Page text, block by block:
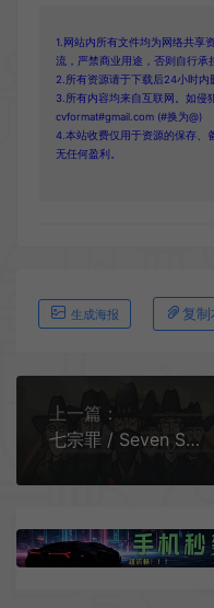
1.网站内所有文件均为网络共享
流，严禁商业用途，否则自行承
2.所有资源请于下载后24小时内
3.所有内容均来自互联网。如侵
cvformat#gmail.com (#换为@)
4.本站收费仅用于资源的保存、
无任何盈利。
生成海报 复制
上一篇：
七宗罪 / Seven Sinners 回合制肉鸽策略游戏